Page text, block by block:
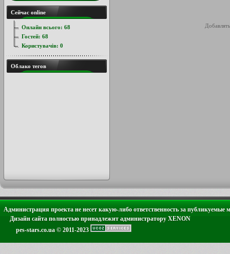
Сейчас online
Онлайн всього: 68
Гостей: 68
Користувачів: 0
Облако тегов
Администрация проекта не несет какую-либо ответственность за публикуемые
Дизайн сайта полностью принадлежит администратору XENON
pes-stars.co.ua © 2011-2023